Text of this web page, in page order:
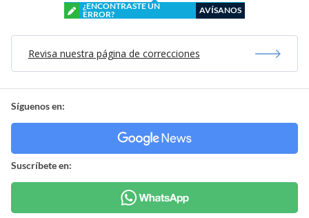
¿ENCONTRASTE UN
ERROR?
AVÍSANOS
Revisa nuestra página de correcciones
Síguenos en:
Suscríbete en: